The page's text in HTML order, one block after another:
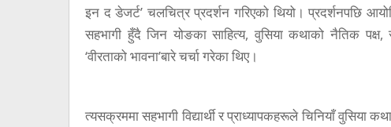
इन द डेजर्ट’ चलचित्र प्रदर्शन गरिएको थियो। प्रदर्शनपछि
सहभागी हुँदै जिन योङका साहित्य, वुसिया कथाको नैतिक
‘वीरताको भावना’बारे चर्चा गरेका थिए।
त्यसक्रममा सहभागी विद्यार्थी र प्राध्यापकहरूले चिनियाँ वुसिया